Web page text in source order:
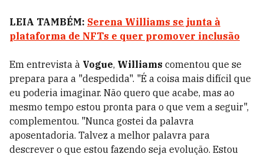
LEIA TAMBÉM: Serena Williams se junta à
plataforma de NFTs e quer promover inclusão
Em entrevista à Vogue, Williams comentou que se
prepara para a "despedida". "É a coisa mais difícil que
eu poderia imaginar. Não quero que acabe, mas ao
mesmo tempo estou pronta para o que vem a seguir",
complementou. "Nunca gostei da palavra
aposentadoria. Talvez a melhor palavra para
descrever o que estou fazendo seja evolução. Estou